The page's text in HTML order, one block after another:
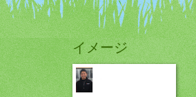
イメージ